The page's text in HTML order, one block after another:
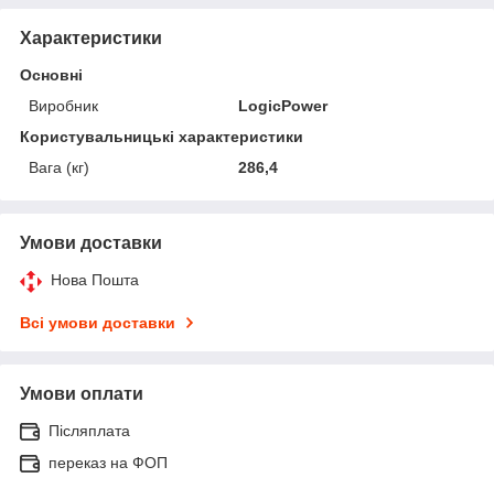
Характеристики
Основні
Виробник
LogicPower
Користувальницькі характеристики
Вага (кг)
286,4
Умови доставки
Нова Пошта
Всі умови доставки
Умови оплати
Післяплата
переказ на ФОП